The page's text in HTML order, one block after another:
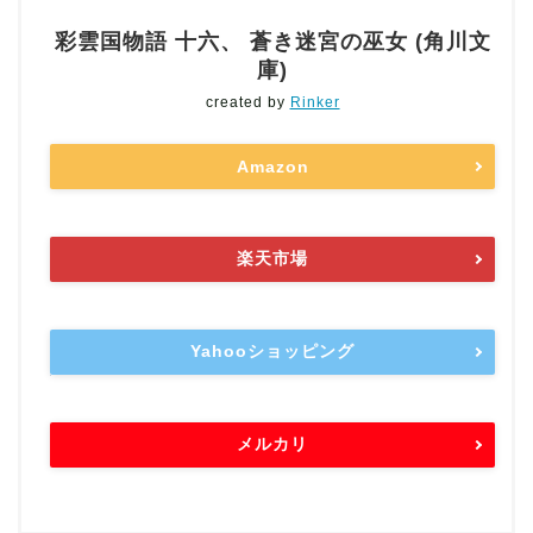
彩雲国物語 十六、 蒼き迷宮の巫女 (角川文
庫)
created by Rinker
Amazon
楽天市場
Yahooショッピング
メルカリ